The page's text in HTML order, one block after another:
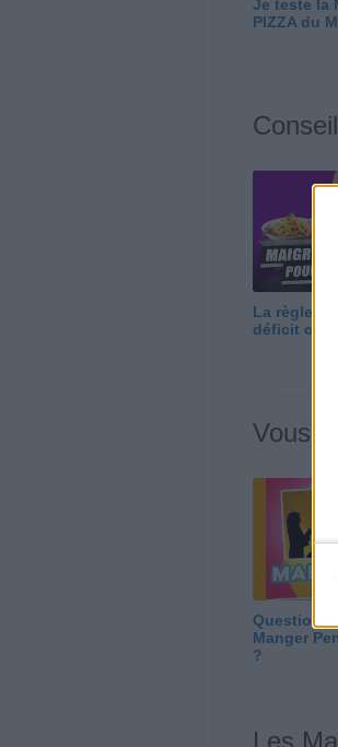
Je teste la
PIZZA du
La règle
déficit
Vous
Question/
Manger
?
Les